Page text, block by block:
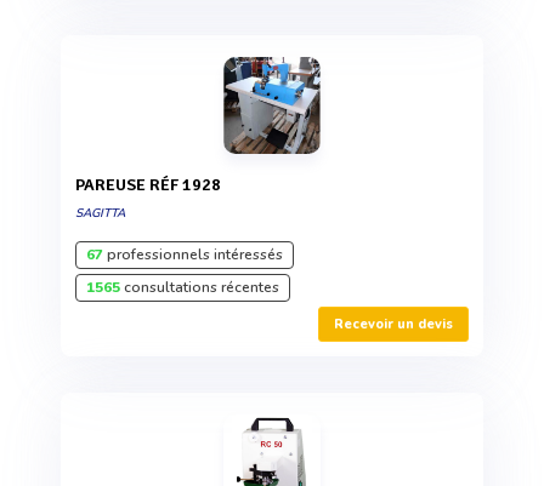
PAREUSE RÉF 1928
SAGITTA
67professionnels intéressés
1565consultations récentes
Recevoir un devis